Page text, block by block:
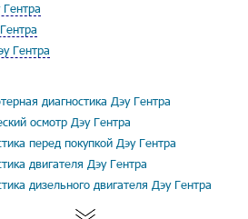
Гентра
диагностика Дэу Гентра
осмотр Дэу Гентра
перед покупкой Дэу Гентра
двигателя Дэу Гентра
дизельного двигателя Дэу Гентра